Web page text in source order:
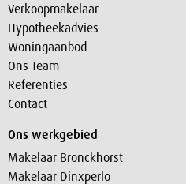
Verkoopmakelaar
Hypotheekadvies
Woningaanbod
Ons Team
Referenties
Contact
Ons werkgebied
Makelaar Bronckhorst
Makelaar Dinxperlo